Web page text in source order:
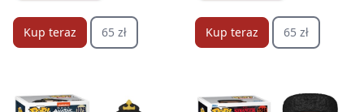
Kup teraz 65 zł Kup teraz 65 zł